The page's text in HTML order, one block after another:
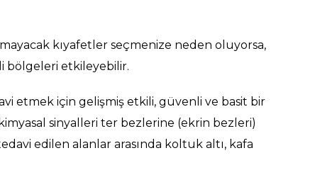
kıyafetler seçmenize neden oluyorsa,
bölgeleri etkileyebilir.
etmek için gelişmiş etkili, güvenli ve basit bir
sinyalleri ter bezlerine (ekrin bezleri)
edilen alanlar arasında koltuk altı, kafa